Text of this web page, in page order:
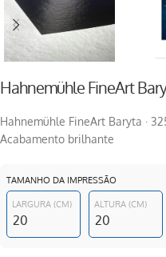
Hahnemühle FineArt
Hahnemühle FineArt Baryta ·
Acabamento brilhante
TAMANHO DA IMPRESSÃO
LARGURA (CM) ALTURA (CM)